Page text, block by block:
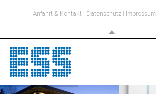
Anfahrt & Kontakt| Datenschutz| Impressum